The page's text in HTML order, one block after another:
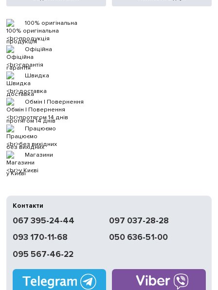
100% оригінальна
продукція
Офіційна
гарантія
Швидка
доставка
Обмін | Повернення
протягом 14 днів
Працюємо
без вихідних
Магазини
у Києві
Контакти
067 395-24-44
097 037-28-28
093 170-11-68
050 636-51-00
095 567-46-22